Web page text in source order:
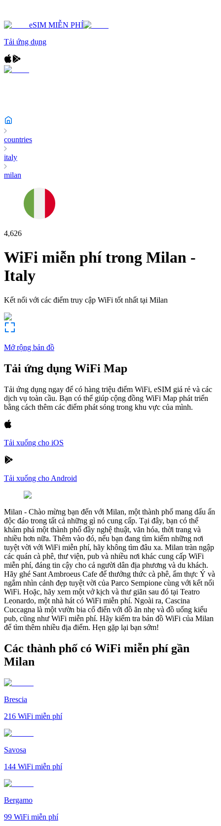
eSIM MIỄN PHÍ
Tải ứng dụng
countries
italy
milan
4,626
WiFi miễn phí trong Milan -
Italy
Kết nối với các điểm truy cập WiFi tốt nhất tại Milan
Mở rộng bản đồ
Tải ứng dụng WiFi Map
Tải ứng dụng ngay để có hàng triệu điểm WiFi, eSIM giá rẻ và các
dịch vụ toàn cầu. Bạn có thể giúp cộng đồng WiFi Map phát triển
bằng cách thêm các điểm phát sóng trong khu vực của mình.
Tải xuống cho iOS
Tải xuống cho Android
Milan - Chào mừng bạn đến với Milan, một thành phố mang dấu ấn
độc đáo trong tất cả những gì nó cung cấp. Tại đây, bạn có thể
khám phá một thành phố đầy nghệ thuật, văn hóa, thời trang và
nhiều hơn nữa. Thêm vào đó, nếu bạn đang tìm kiếm những nơi
tuyệt vời với WiFi miễn phí, hãy không tìm đâu xa. Milan tràn ngập
các quán cà phê, thư viện, pub và nhiều nơi khác cung cấp WiFi
miễn phí, đáng tin cậy cho cả người dân địa phương và du khách.
Hãy ghé Sant Ambroeus Cafe để thưởng thức cà phê, ẩm thực Ý và
ngắm nhìn cảnh đẹp tuyệt vời của Parco Sempione cùng với kết nối
WiFi. Hoặc, hãy xem một vở kịch và thư giãn sau đó tại Teatro
Leonardo, một nhà hát có WiFi miễn phí. Ngoài ra, Cascina
Cuccagna là một vườn bia cổ điển với đồ ăn nhẹ và đồ uống kiểu
pub, cũng như WiFi miễn phí. Hãy kiểm tra bản đồ WiFi của Milan
để tìm thêm nhiều địa điểm. Hẹn gặp lại bạn sớm!
Các thành phố có WiFi miễn phí gần
Milan
Brescia
216 WiFi miễn phí
Savosa
144 WiFi miễn phí
Bergamo
99 WiFi miễn phí